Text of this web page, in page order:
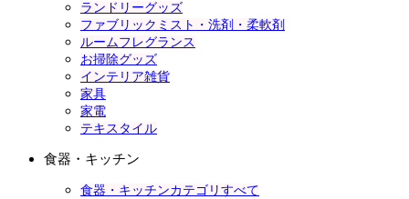
ランドリーグッズ
ファブリックミスト・洗剤・柔軟剤
ルームフレグランス
お掃除グッズ
インテリア雑貨
家具
家電
テキスタイル
食器・キッチン
食器・キッチンカテゴリすべて